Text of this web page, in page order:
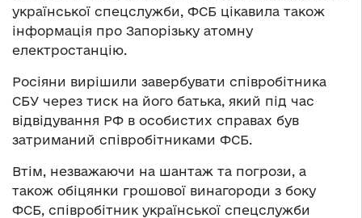
української спецслужби, ФСБ цікавила також
інформація про Запорізьку атомну
електростанцію.
Росіяни вирішили завербувати співробітника
СБУ через тиск на його батька, який під час
відвідування РФ в особистих справах був
затриманий співробітниками ФСБ.
Втім, незважаючи на шантаж та погрози, а
також обіцянки грошової винагороди з боку
ФСБ, співробітник української спецслужби